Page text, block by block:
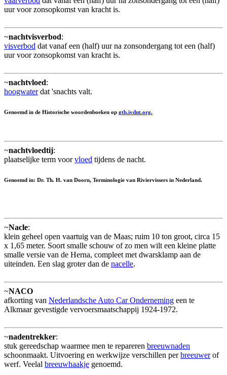
uur voor zonsopkomst van kracht is.
~nachtvisverbod:
visverbod dat vanaf een (half) uur na zonsondergang tot een (half)
uur voor zonsopkomst van kracht is.
~nachtvloed:
hoogwaterdat 'snachts valt.
Genoemd in de Historische woordenboeken op gtb.ivdnt.org.
~nachtvloedtij:
plaatselijke term voorvloed tijdens de nacht.
Genoemd in: Dr. Th. H. van Doorn, Terminologie van Riviervissers in Nederland.
~Nacle:
klein geheel open vaartuig van de Maas; ruim 10 ton groot, circa 15
x 1,65 meter. Soort smalle schouw of zo men wilt een kleine platte
smalle versie van de Herna, compleet met dwarsklamp aan de
uiteinden. Een slag groter dan de nacelle.
~NACO
afkorting van Nederlandsche Auto Car Onderneming een te
Alkmaar gevestigde vervoersmaatschappij 1924-1972.
~nadentrekker:
stuk gereedschap waarmee men te repareren breeuwnaden
schoonmaakt. Uitvoering en werkwijze verschillen perbreeuwerof
werf. Veelal breeuwhaakje genoemd.